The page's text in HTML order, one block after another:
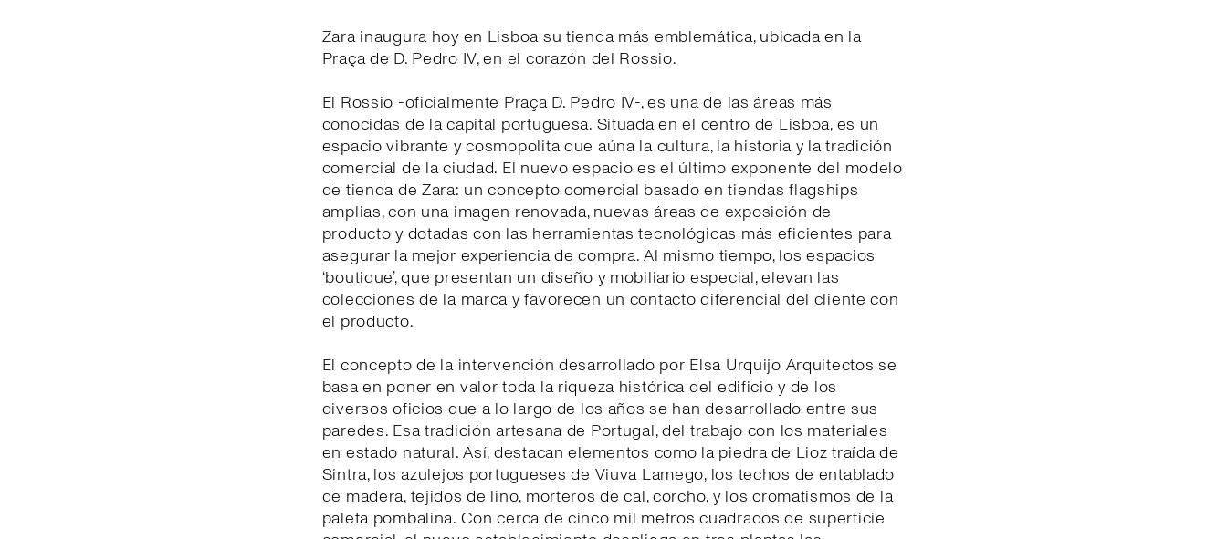
Zara inaugura hoy en Lisboa su tienda más emblemática, ubicada en la
Praça de D. Pedro IV, en el corazón del Rossio.
El Rossio -oficialmente Praça D. Pedro IV-, es una de las áreas más
conocidas de la capital portuguesa. Situada en el centro de Lisboa, es un
espacio vibrante y cosmopolita que aúna la cultura, la historia y la tradición
comercial de la ciudad. El nuevo espacio es el último exponente del modelo
de tienda de Zara: un concepto comercial basado en tiendas flagships
amplias, con una imagen renovada, nuevas áreas de exposición de
producto y dotadas con las herramientas tecnológicas más eficientes para
asegurar la mejor experiencia de compra. Al mismo tiempo, los espacios
‘boutique’, que presentan un diseño y mobiliario especial, elevan las
colecciones de la marca y favorecen un contacto diferencial del cliente con
el producto.
El concepto de la intervención desarrollado por Elsa Urquijo Arquitectos se
basa en poner en valor toda la riqueza histórica del edificio y de los
diversos oficios que a lo largo de los años se han desarrollado entre sus
paredes. Esa tradición artesana de Portugal, del trabajo con los materiales
en estado natural. Así, destacan elementos como la piedra de Lioz traída de
Sintra, los azulejos portugueses de Viuva Lamego, los techos de entablado
de madera, tejidos de lino, morteros de cal, corcho, y los cromatismos de la
paleta pombalina. Con cerca de cinco mil metros cuadrados de superficie